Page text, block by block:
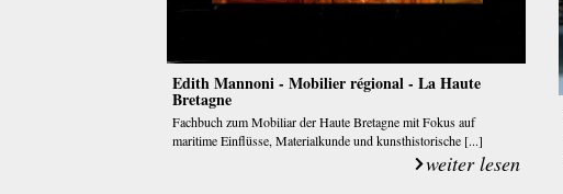
Edith Mannoni - Mobilier régional - La Haute
Bretagne
Fachbuch zum Mobiliar der Haute Bretagne mit Fokus auf
maritime Einflüsse, Materialkunde und kunsthistorische [...]
weiter lesen